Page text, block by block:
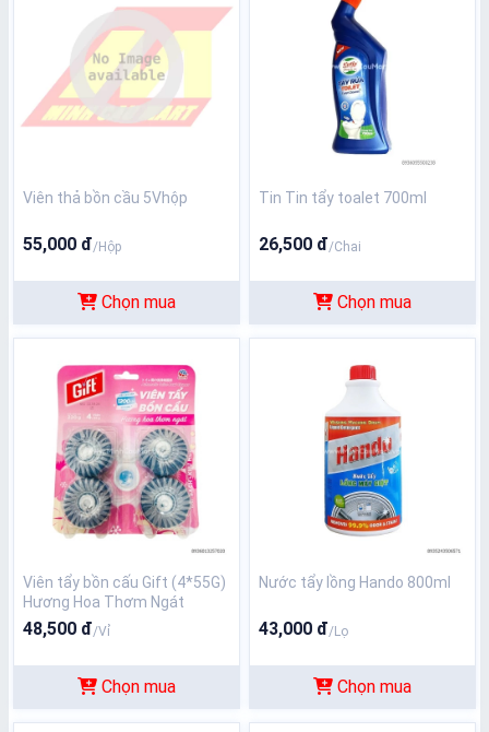
Viên thả bồn cầu 5Vhộp
55,000 đ/Hộp
Chọn mua
Tin Tin tẩy toalet 700ml
26,500 đ/Chai
Chọn mua
Viên tẩy bồn cấu Gift (4*55G)
Hương Hoa Thơm Ngát
48,500 đ/Vỉ
Chọn mua
Nước tẩy lồng Hando 800ml
43,000 đ/Lọ
Chọn mua